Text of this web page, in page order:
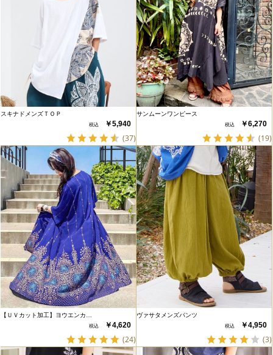
スキナドメンズＴＯＰ
￥5,940
(37)
サンムーンワンピース
￥6,270
(19)
【ＵＶカット加工】ヨウエンカ…
￥4,620
(24)
ヴァサタメンズパンツ
￥4,950
(3)